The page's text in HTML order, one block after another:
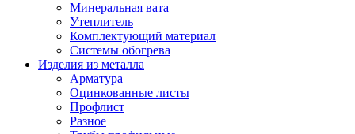
Минеральная вата
Утеплитель
Комплектующий материал
Системы обогрева
Изделия из металла
Арматура
Оцинкованные листы
Профлист
Разное